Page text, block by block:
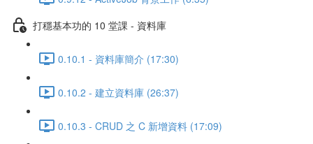
打穩基本功的 10 堂課 - 資料庫
0.10.1 - 資料庫簡介 (17:30)
0.10.2 - 建立資料庫 (26:37)
0.10.3 - CRUD 之 C 新增資料 (17:09)